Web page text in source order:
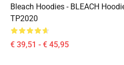
Bleach Hoodies - BLEACH
TP2020
€ 39,51 - € 45,95